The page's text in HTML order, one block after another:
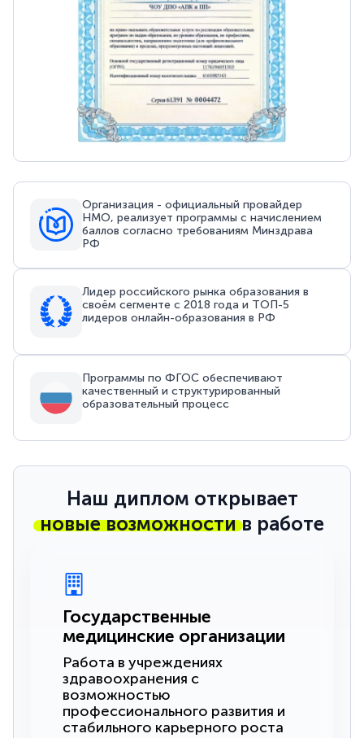
Организация - официальный провайдер
НМО, реализует программы с начислением
баллов согласно требованиям Минздрава
РФ
Лидер российского рынка образования в
своём сегменте с 2018 года и ТОП-5
лидеров онлайн-образования в РФ
Программы по ФГОС обеспечивают
качественный и структурированный
образовательный процесс
Наш диплом открывает
новые возможностив работе
Государственные
медицинские организации
Работа в учреждениях
здравоохранения с
возможностью
профессионального развития и
стабильного карьерного роста